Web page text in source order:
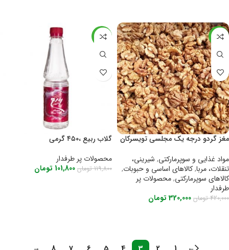
-24%
مغز گردو درجه یک مجلسی تویسرکان
مواد غذایی و سوپرمارکتی, شیرینی،
تنقلات، مربا,کالاهای اساسی و حبوبات,
کالاهای سوپرمارکتی,محصولات پر
طرفدار
420,000 تومان 320,000 تومان
-15%
گلاب ربیع ،۴۵۰ گرمی
محصولات پر طرفدار
119,800 تومان 101,800 تومان